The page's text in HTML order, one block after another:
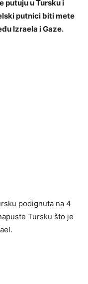
putuju u Tursku i
putnici biti mete
Izraela i Gaze.
podignuta na 4
Tursku što je